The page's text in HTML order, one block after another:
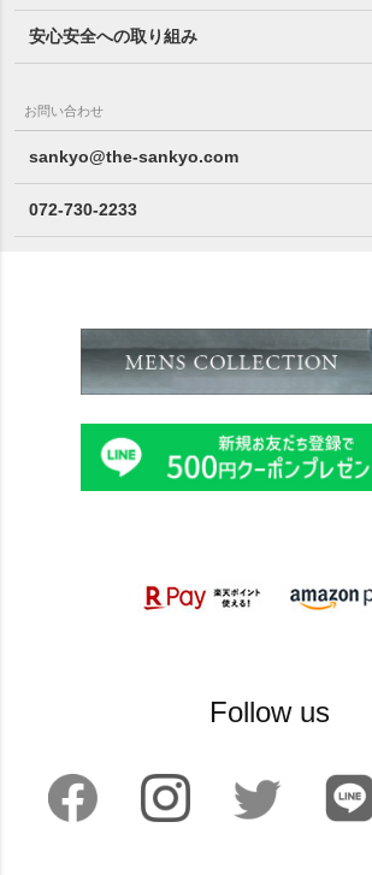
安心安全への取り組み
お問い合わせ
sankyo@the-sankyo.com
072-730-2233
Follow us